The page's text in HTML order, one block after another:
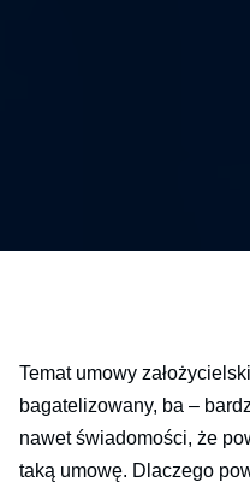
Temat umowy
bagatelizowany, ba –
nawet świadomości, że
taką umowę. Dlaczego